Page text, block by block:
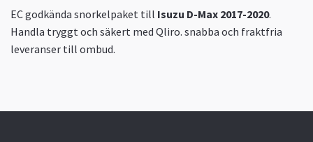
EC godkända snorkelpaket till Isuzu D-Max 2017-2020.
Handla tryggt och säkert med Qliro. snabba och fraktfria
leveranser till ombud.